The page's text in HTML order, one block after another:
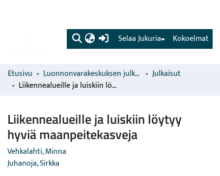
(current) Kokoelmat
Selaa Jukuria
Etusivu Luonnonvarakeskuksen julkaisut
Julkaisut
Liikennealueille ja luiskiin löytyy hyviä maanpeitekasveja
Liikennealueille ja luiskiin löytyy
hyviä maanpeitekasveja
Vehkalahti, Minna
Juhanoja, Sirkka